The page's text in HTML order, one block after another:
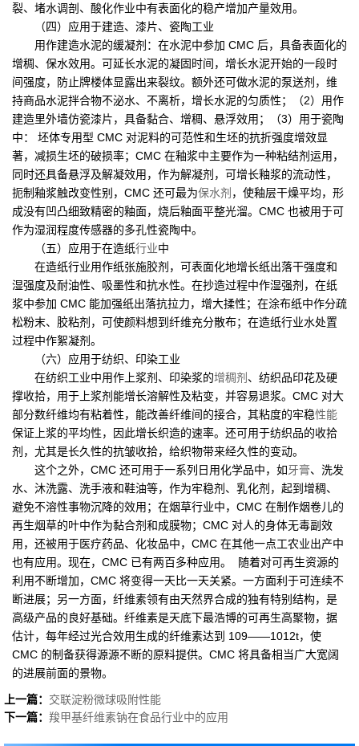
裂、堵水调剖、酸化作业中有表面化的稳产增加产量效用。
（四）应用于建造、漆片、瓷陶工业
用作建造水泥的缓凝剂：在水泥中参加 CMC 后，具备表面化的
增稠、保水效用。可延长水泥的凝固时间，增长水泥开始的一段时
间强度，防止牌楼体显露出来裂纹。额外还可做水泥的泵送剂，维
持商品水泥拌合物不泌水、不离析，增长水泥的匀质性；（2）用作
建造里外墙仿瓷漆片，具备黏合、增稠、悬浮效用；（3）用于瓷陶
中： 坯体专用型 CMC 对泥料的可范性和生坯的抗折强度增效显
著，减损生坯的破损率；CMC 在釉浆中主要作为一种粘结剂运用，
同时还具备悬浮及解凝效用，作为解凝剂，可增长釉浆的流动性，
扼制釉浆触改变性别，CMC 还可最为保水剂 ，使釉层干燥平均，形
成没有凹凸细致精密的釉面，烧后釉面平整光溜。CMC 也被用于可
作为湿润程度传感器的多孔性瓷陶中。
（五）应用于在造纸行业中
在造纸行业用作纸张施胶剂，可表面化地增长纸出落干强度和
湿强度及耐油性、吸墨性和抗水性。在抄造过程中作湿强剂，在纸
浆中参加 CMC 能加强纸出落抗拉力，增大揉性；在涂布纸中作分疏
松粉末、胶粘剂，可使颜料想到纤维充分散布；在造纸行业水处置
过程中作絮凝剂。
（六）应用于纺织、印染工业
在纺织工业中用作上浆剂、印染浆的增稠剂 、纺织品印花及硬
撑收拾，用于上浆剂能增长溶解性及粘变，并容易退浆。CMC 对大
部分数纤维均有粘着性，能改善纤维间的接合，其粘度的牢稳性能
保证上浆的平均性，因此增长织造的速率。还可用于纺织品的收拾
剂，尤其是长久性的抗皱收拾，给织物带来经久性的变动。
这个之外，CMC 还可用于一系列日用化学品中，如牙膏、洗发
水、沐洗露、洗手液和鞋油等，作为牢稳剂、乳化剂，起到增稠、
避免不溶性事物沉降的效用；在烟草行业中，CMC 在制作烟卷儿的
再生烟草的叶中作为黏合剂和成膜物；CMC 对人的身体无毒副效
用，还被用于医疗药品、化妆品中，CMC 在其他一点工农业出产中
也有应用。现在，CMC 已有两百多种应用。 随着对可再生资源的
利用不断增加，CMC 将变得一天比一天关紧。一方面利于可连续不
断进展；另一方面，纤维素领有由天然界合成的独有特别结构，是
高级产品的良好基础。纤维素是天底下最浩博的可再生高聚物，据
估计，每年经过光合效用生成的纤维素达到 109——1012t，使
CMC 的制备获得源源不断的原料提供。CMC 将具备相当广大宽阔
的进展前面的景物。
上一篇： 交联淀粉微球吸附性能
下一篇： 羧甲基纤维素钠在食品行业中的应用